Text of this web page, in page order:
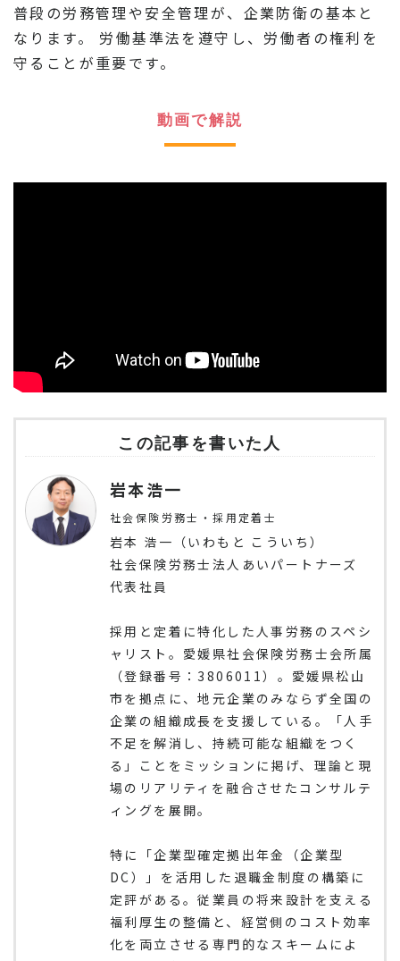
普段の労務管理や安全管理が、企業防衛の基本と
なります。 労働基準法を遵守し、労働者の権利を
守ることが重要です。
動画で解説
この記事を書いた人
岩本浩一
社会保険労務士・採用定着士
岩本 浩一（いわもと こういち）
社会保険労務士法人あいパートナーズ
代表社員
採用と定着に特化した人事労務のスペシ
ャリスト。愛媛県社会保険労務士会所属
（登録番号：3806011）。愛媛県松山
市を拠点に、地元企業のみならず全国の
企業の組織成長を支援している。「人手
不足を解消し、持続可能な組織をつく
る」ことをミッションに掲げ、理論と現
場のリアリティを融合させたコンサルテ
ィングを展開。
特に「企業型確定拠出年金（企業型
DC）」を活用した退職金制度の構築に
定評がある。従業員の将来設計を支える
福利厚生の整備と、経営側のコスト効率
化を両立させる専門的なスキームによ